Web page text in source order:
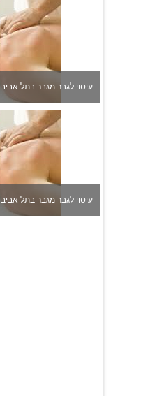
עיסוי לגבר מגבר בתל אביב
עיסוי לגבר מגבר בתל אביב